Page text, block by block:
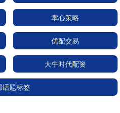
掌心策略
优配交易
大牛时代配资
话题标签